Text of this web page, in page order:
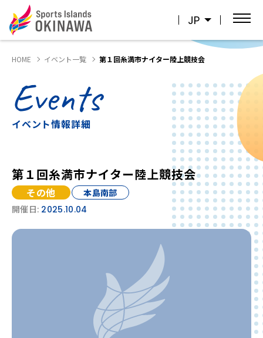
JP
HOME イベント一覧 第１回糸満市ナイター陸上競技会
Events
イベント情報詳細
第１回糸満市ナイター陸上競技会
その他
本島南部
開催日: 2025.10.04